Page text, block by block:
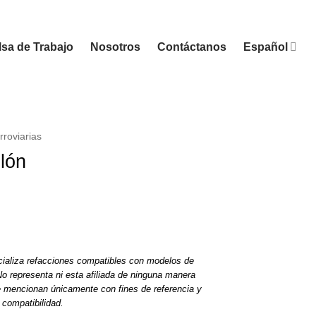
de Trabajo Nosotros Contáctanos Español
refacciones compatibles con modelos de
representa ni esta afiliada de ninguna manera
únicamente con fines de referencia y
compatibilidad.